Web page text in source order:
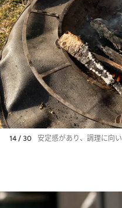
14 / 30 安定感があり、調理に向